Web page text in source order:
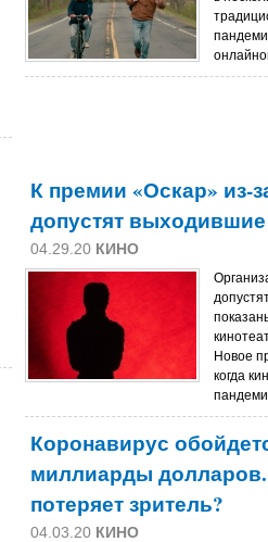
К премии «Оскар» из-
допустят
04.29.20 КИНО
Новое
когда
Коронавирус
миллиарды
потеряет зритель?
04.03.20 КИНО